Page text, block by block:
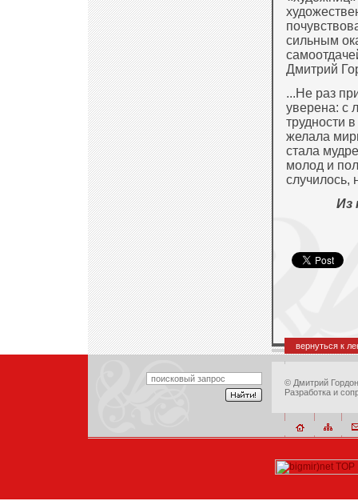
сильным
Дмитрий
...Не раз
уверена: с
трудности
желала
стала
молод и
случилось,
Из
вернуться к
© Дмитрий Гордон
Разработка и